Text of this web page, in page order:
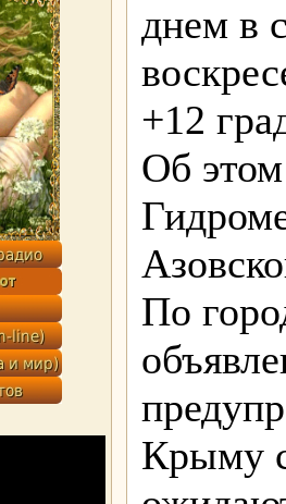
днем в
+12
Об
По
Крыму